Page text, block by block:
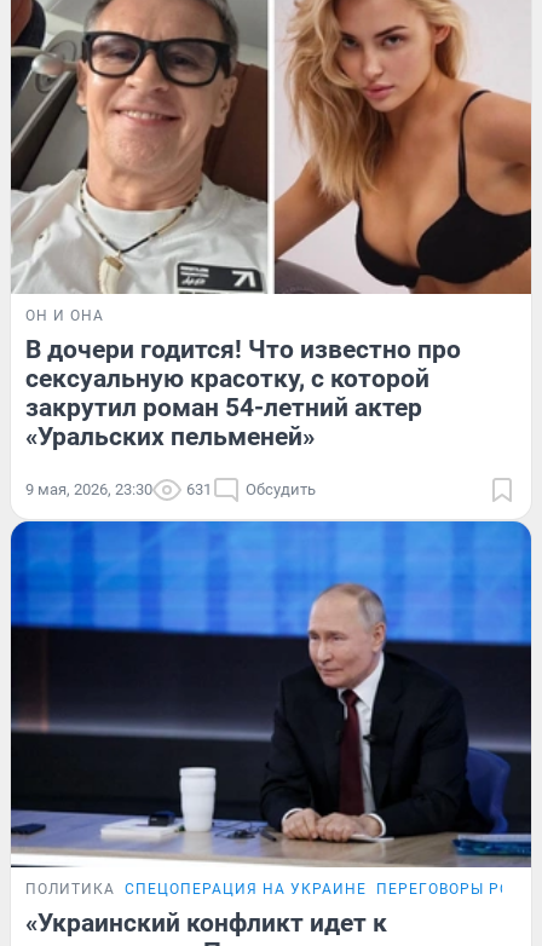
ОН И ОНА
В дочери годится! Что известно про
сексуальную красотку, с которой
закрутил роман 54-летний актер
«Уральских пельменей»
9 мая, 2026, 23:30 631 Обсудить
ПОЛИТИКА СПЕЦОПЕРАЦИЯ НА УКРАИНЕ ПЕРЕГОВОРЫ
«Украинский конфликт идет к